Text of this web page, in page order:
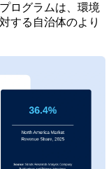
ログラムは、環境
する自治体のより